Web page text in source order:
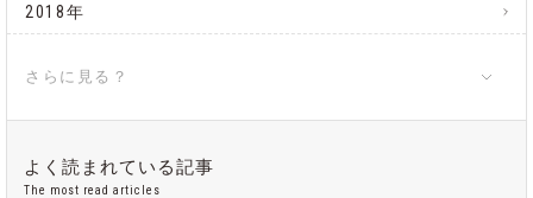
2018年
さらに見る？
よく読まれている記事
The most read articles